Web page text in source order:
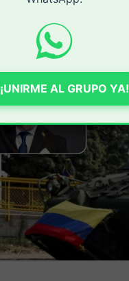
¡UNIRME AL GRUPO YA!